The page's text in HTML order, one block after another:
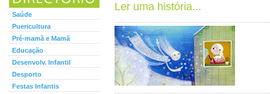
Saúde
Puericultura
Pré-mamã e Mamã
Educação
Desenvolv. Infantil
Desporto
Festas Infantis
Ler uma história...